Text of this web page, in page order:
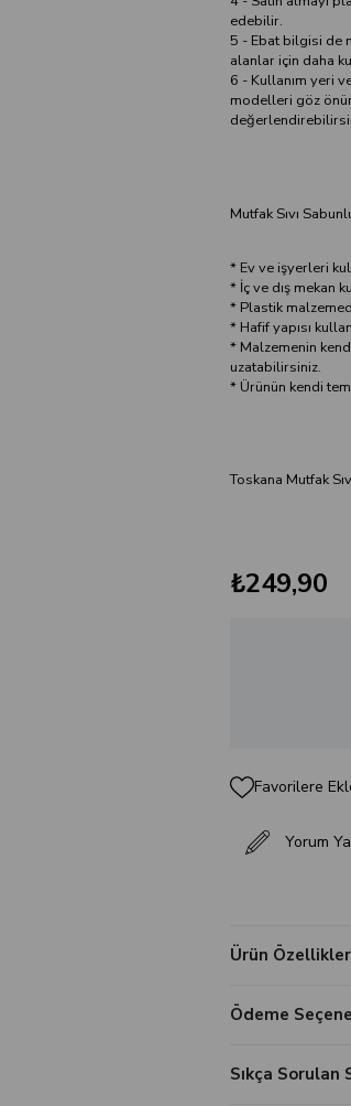
edebilir.
5 - Ebat bilgisi de
alanlar için daha
6 - Kullanım yeri
modelleri göz
Mutfak Sıvı
* Ev ve işyerleri
* İç ve dış mekan
* Plastik
* Hafif yapısı
* Malzemenin
uzatabilirsiniz.
* Ürünün kendi
Toskana Mutfak
₺249,90
Favorilere
Yorum
Ürün
Ödeme
Sıkça Sorulan